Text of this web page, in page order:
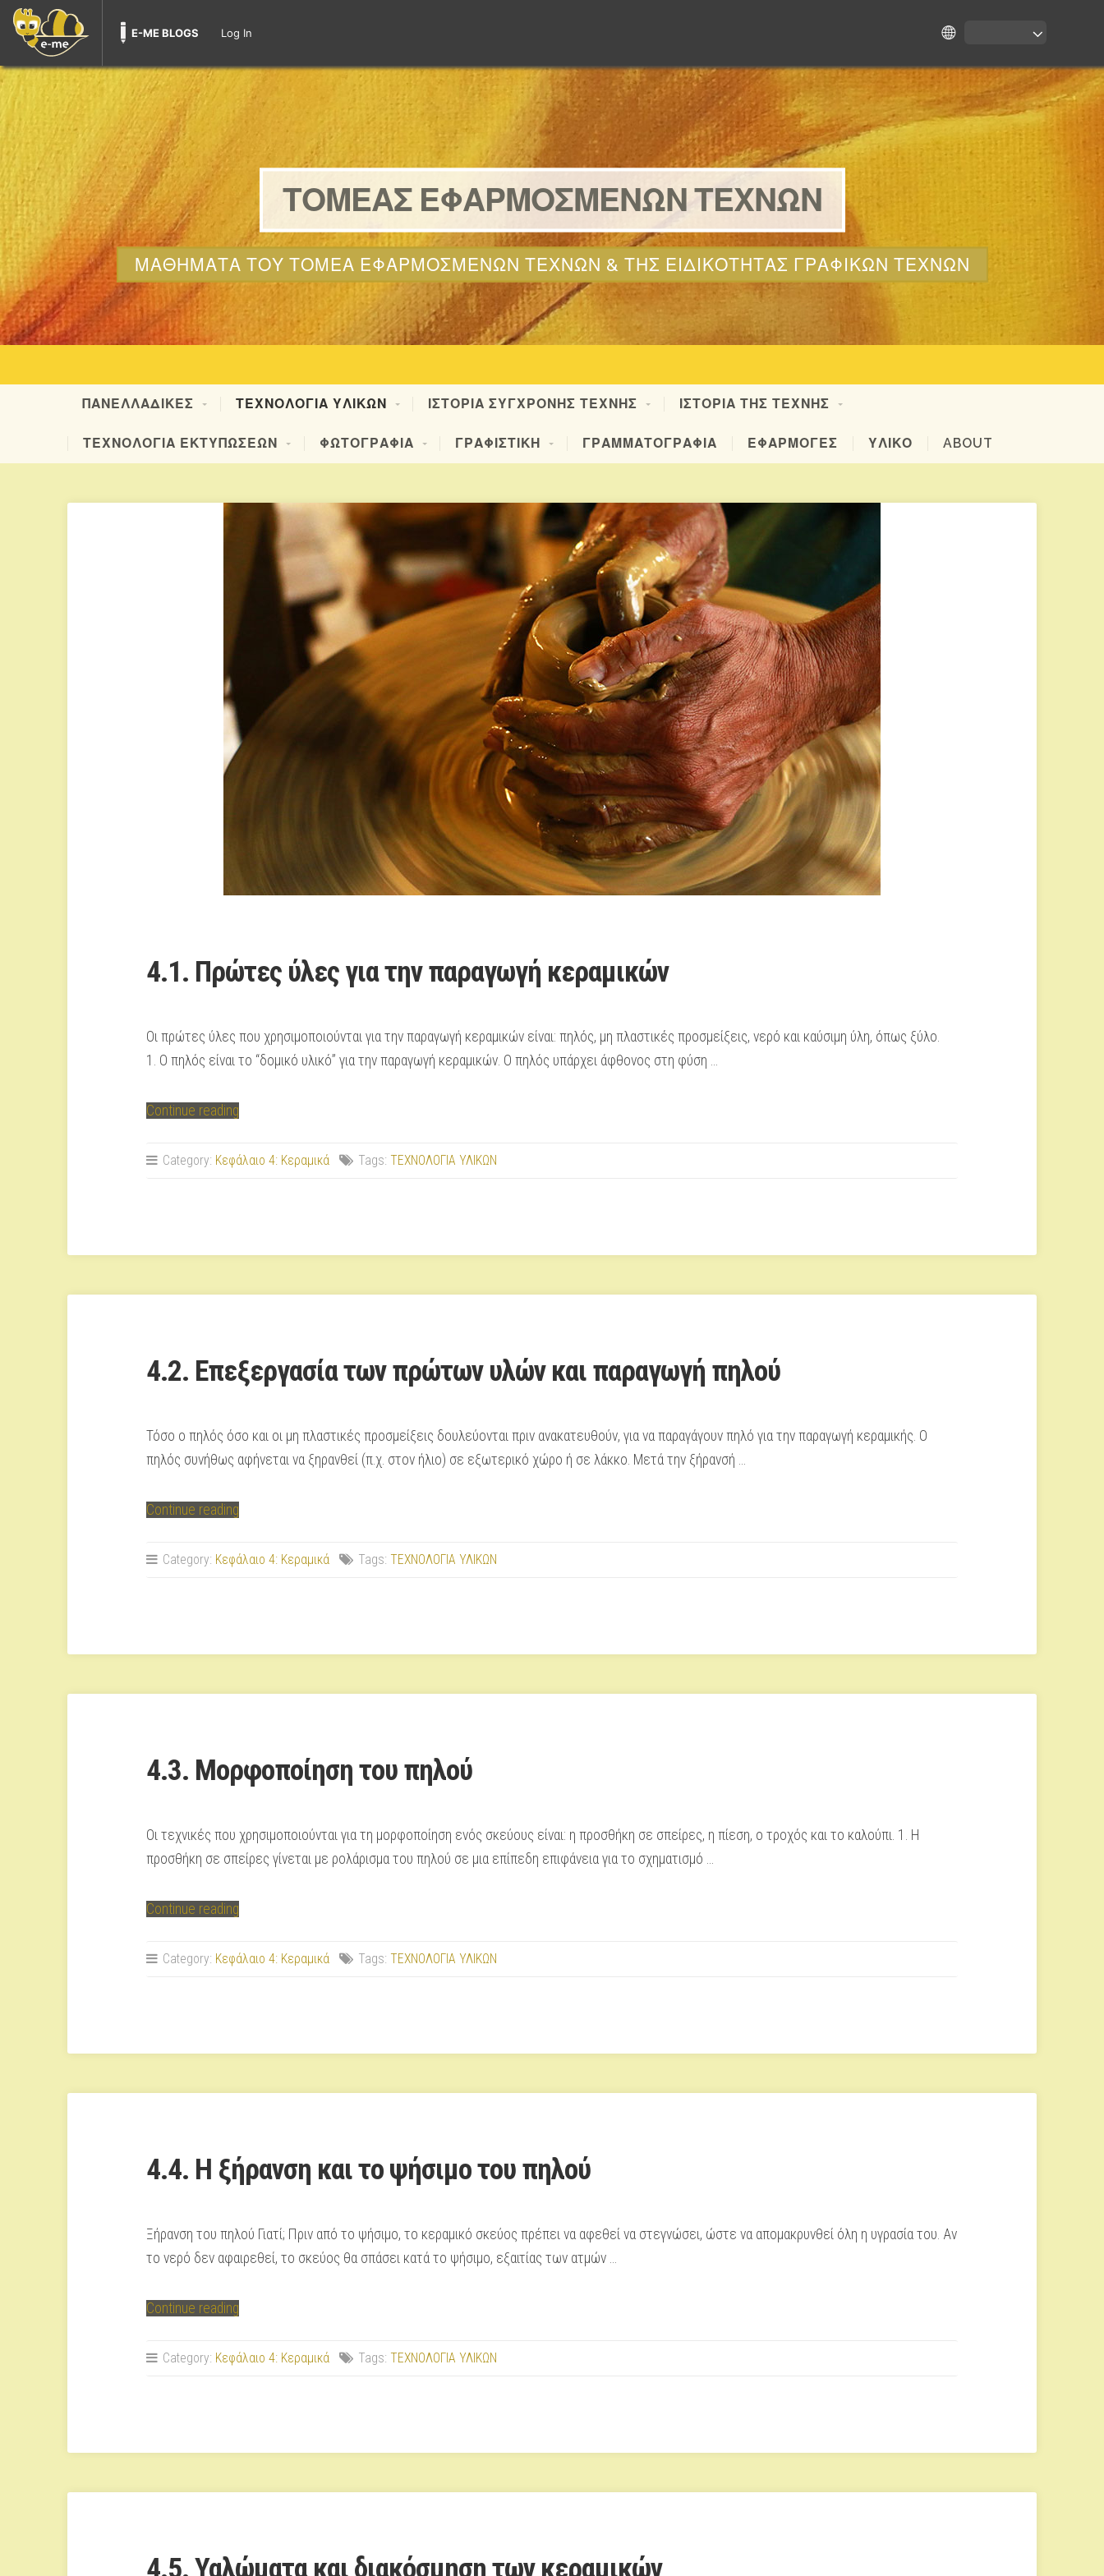
E-ME BLOGS Log In
ΤΟΜΕΑΣ ΕΦΑΡΜΟΣΜΕΝΩΝ ΤΕΧΝΩΝ
ΜΑΘΗΜΑΤΑ ΤΟΥ ΤΟΜΕΑ ΕΦΑΡΜΟΣΜΕΝΩΝ ΤΕΧΝΩΝ & ΤΗΣ ΕΙΔΙΚΟΤΗΤΑΣ ΓΡΑΦΙΚΩΝ ΤΕΧΝΩΝ
ΠΑΝΕΛΛΑΔΙΚΕΣ ΤΕΧΝΟΛΟΓΙΑ ΥΛΙΚΩΝ ΙΣΤΟΡΙΑ ΣΥΓΧΡΟΝΗΣ ΤΕΧΝΗΣ ΙΣΤΟΡΙΑ ΤΗΣ ΤΕΧΝΗΣ
ΤΕΧΝΟΛΟΓΙΑ ΕΚΤΥΠΩΣΕΩΝ ΦΩΤΟΓΡΑΦΙΑ ΓΡΑΦΙΣΤΙΚΗ ΓΡΑΜΜΑΤΟΓΡΑΦΙΑ ΕΦΑΡΜΟΓΕΣ ΥΛΙΚΟ ABOUT
4.1. Πρώτες ύλες για την παραγωγή κεραμικών
Οι πρώτες ύλες που χρησιμοποιούνται για την παραγωγή κεραμικών είναι: πηλός, μη πλαστικές προσμείξεις, νερό και καύσιμη ύλη, όπως ξύλο.
1. Ο πηλός είναι το “δομικό υλικό” για την παραγωγή κεραμικών. Ο πηλός υπάρχει άφθονος στη φύση …
Continue reading
ύλες
κεραμικών”
Category: Κεφάλαιο 4: Κεραμικά Tags: ΤΕΧΝΟΛΟΓΙΑ ΥΛΙΚΩΝ
4.2. Επεξεργασία των πρώτων υλών και παραγωγή πηλού
Τόσο ο πηλός όσο και οι μη πλαστικές προσμείξεις δουλεύονται πριν ανακατευθούν, για να παραγάγουν πηλό για την παραγωγή κεραμικής. Ο
πηλός συνήθως αφήνεται να ξηρανθεί (π.χ. στον ήλιο) σε εξωτερικό χώρο ή σε λάκκο. Μετά την ξήρανσή …
Continue reading
των
παραγωγή
Category: Κεφάλαιο 4: Κεραμικά Tags: ΤΕΧΝΟΛΟΓΙΑ ΥΛΙΚΩΝ
4.3. Μορφοποίηση του πηλού
Οι τεχνικές που χρησιμοποιούνται για τη μορφοποίηση ενός σκεύους είναι: η προσθήκη σε σπείρες, η πίεση, ο τροχός και το καλούπι. 1. Η
προσθήκη σε σπείρες γίνεται με ρολάρισμα του πηλού σε μια επίπεδη επιφάνεια για το σχηματισμό …
Continue reading
του
Category: Κεφάλαιο 4: Κεραμικά Tags: ΤΕΧΝΟΛΟΓΙΑ ΥΛΙΚΩΝ
4.4. Η ξήρανση και το ψήσιμο του πηλού
Ξήρανση του πηλού Γιατί; Πριν από το ψήσιμο, το κεραμικό σκεύος πρέπει να αφεθεί να στεγνώσει, ώστε να απομακρυνθεί όλη η υγρασία του. Αν
το νερό δεν αφαιρεθεί, το σκεύος θα σπάσει κατά το ψήσιμο, εξαιτίας των ατμών …
Continue reading
ξήρανση
του
Category: Κεφάλαιο 4: Κεραμικά Tags: ΤΕΧΝΟΛΟΓΙΑ ΥΛΙΚΩΝ
4.5. Υαλώματα και διακόσμηση των κεραμικών